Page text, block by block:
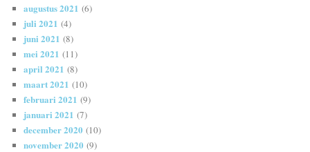
augustus 2021 (6)
juli 2021 (4)
juni 2021 (8)
mei 2021 (11)
april 2021 (8)
maart 2021 (10)
februari 2021 (9)
januari 2021 (7)
december 2020 (10)
november 2020 (9)